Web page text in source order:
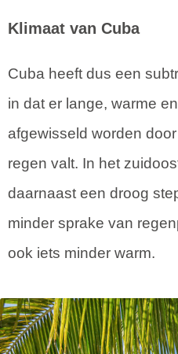
Klimaat van Cuba
Cuba heeft dus een
in dat er lange, warme
afgewisseld worden
regen valt. In het
daarnaast een droog
minder sprake van
ook iets minder warm.